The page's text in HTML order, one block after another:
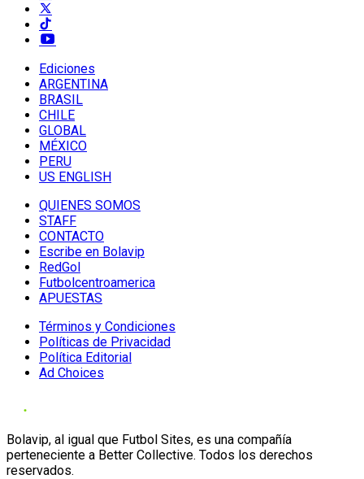
Ediciones
ARGENTINA
BRASIL
CHILE
GLOBAL
MÉXICO
PERU
US ENGLISH
QUIENES SOMOS
STAFF
CONTACTO
Escribe en Bolavip
RedGol
Futbolcentroamerica
APUESTAS
Términos y Condiciones
Políticas de Privacidad
Política Editorial
Ad Choices
Bolavip, al igual que Futbol Sites, es una compañía
perteneciente a Better Collective. Todos los derechos
reservados.